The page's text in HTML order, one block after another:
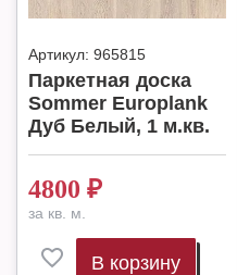
Артикул: 965815
Паркетная доска
Sommer Europlank
Дуб Белый, 1 м.кв.
4800 ₽
за кв. м.
В корзину